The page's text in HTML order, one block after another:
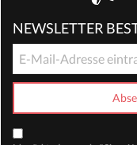
NEWSLETTER